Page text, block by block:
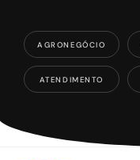
AGRONEGÓCIO
ATENDIMENTO